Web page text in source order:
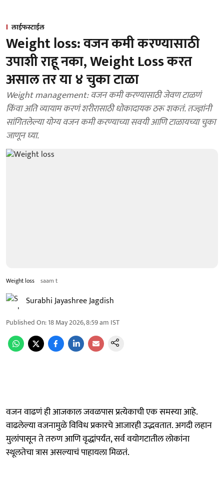
लाईफस्टाईल
Weight loss: वजन कमी करण्यासाठी
उपाशी राहू नका, Weight Loss करत
असाल तर या ४ चुका टाळा
Weight management: वजन कमी करण्यासाठी जेवण टाळणं
किंवा अति व्यायाम करणं शरीरासाठी धोकादायक ठरू शकतं. तज्ज्ञांनी
सांगितलेल्या योग्य वजन कमी करण्याच्या सवयी आणि टाळायच्या चुका
जाणून घ्या.
Weight loss saam t
Surabhi Jayashree Jagdish
Published On:18 May 2026, 8:59 am IST
वजन वाढणं ही आजकाल जवळपास प्रत्येकाची एक समस्या आहे.
वाढलेल्या वजनामुळे विविध प्रकारचे आजारही उद्भवतात. अगदी लहान
मुलांपासून ते तरुण आणि वृद्धांपर्यंत, सर्व वयोगटातील लोकांना
स्थूलतेचा त्रास असल्याचं पाहायला मिळतं.